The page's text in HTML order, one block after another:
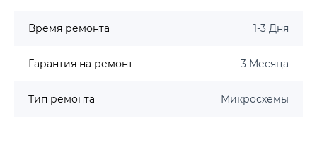
Время ремонта 1-3 Дня
Гарантия на ремонт 3 Месяца
Тип ремонта Микросхемы